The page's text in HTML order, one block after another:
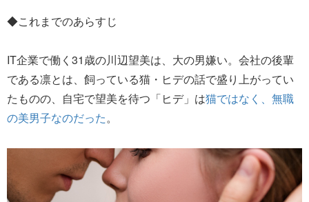
◆これまでのあらすじ
IT企業で働く31歳の川辺望美は、大の男嫌い。会社の後輩
である凛とは、飼っている猫・ヒデの話で盛り上がってい
たものの、自宅で望美を待つ「ヒデ」は猫ではなく、無職
の美男子なのだった。